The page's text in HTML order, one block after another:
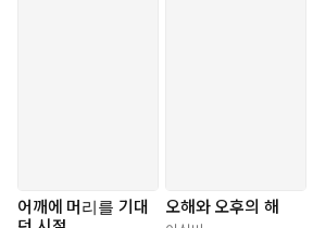
이 토할 것 같은 몸 안의 비틀림
지상의 모든 것들에겐 죄가 없다
어깨에 머리를 기대
오해와 오후의 해